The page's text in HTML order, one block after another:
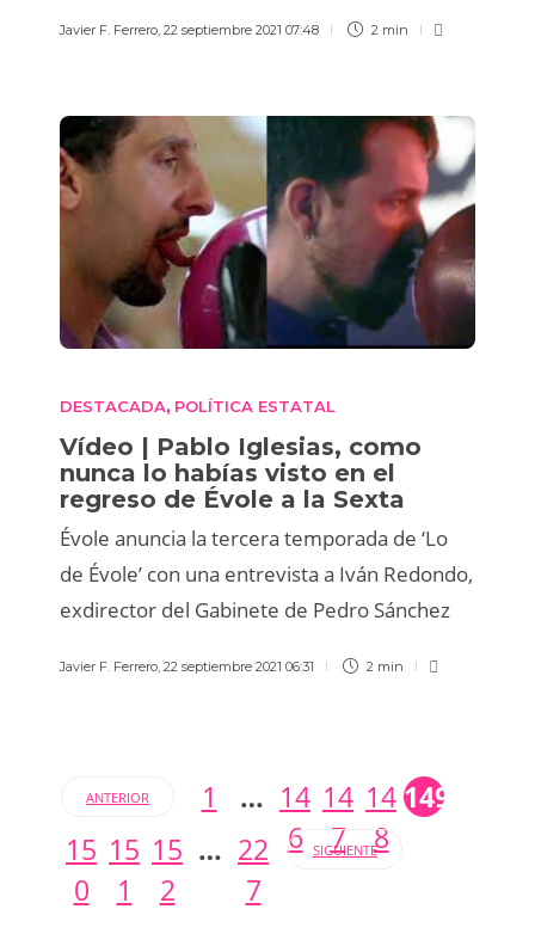
Javier F. Ferrero 22 septiembre 2021 07:48 2 min
DESTACADA, POLÍTICA ESTATAL
Vídeo | Pablo Iglesias, como
nunca lo habías visto en el
regreso de Évole a la Sexta
Évole anuncia la tercera temporada de ‘Lo
de Évole’ con una entrevista a Iván Redondo,
exdirector del Gabinete de Pedro Sánchez
Javier F. Ferrero, 22 septiembre 2021 06:31 2 min
ANTERIOR 1 … 14
6
14
7
14
8
149
15
0
15
1
15
2
… 22
7
SIGUIENTE